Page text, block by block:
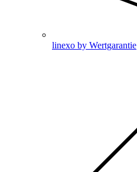
linexo by Wertgarantie